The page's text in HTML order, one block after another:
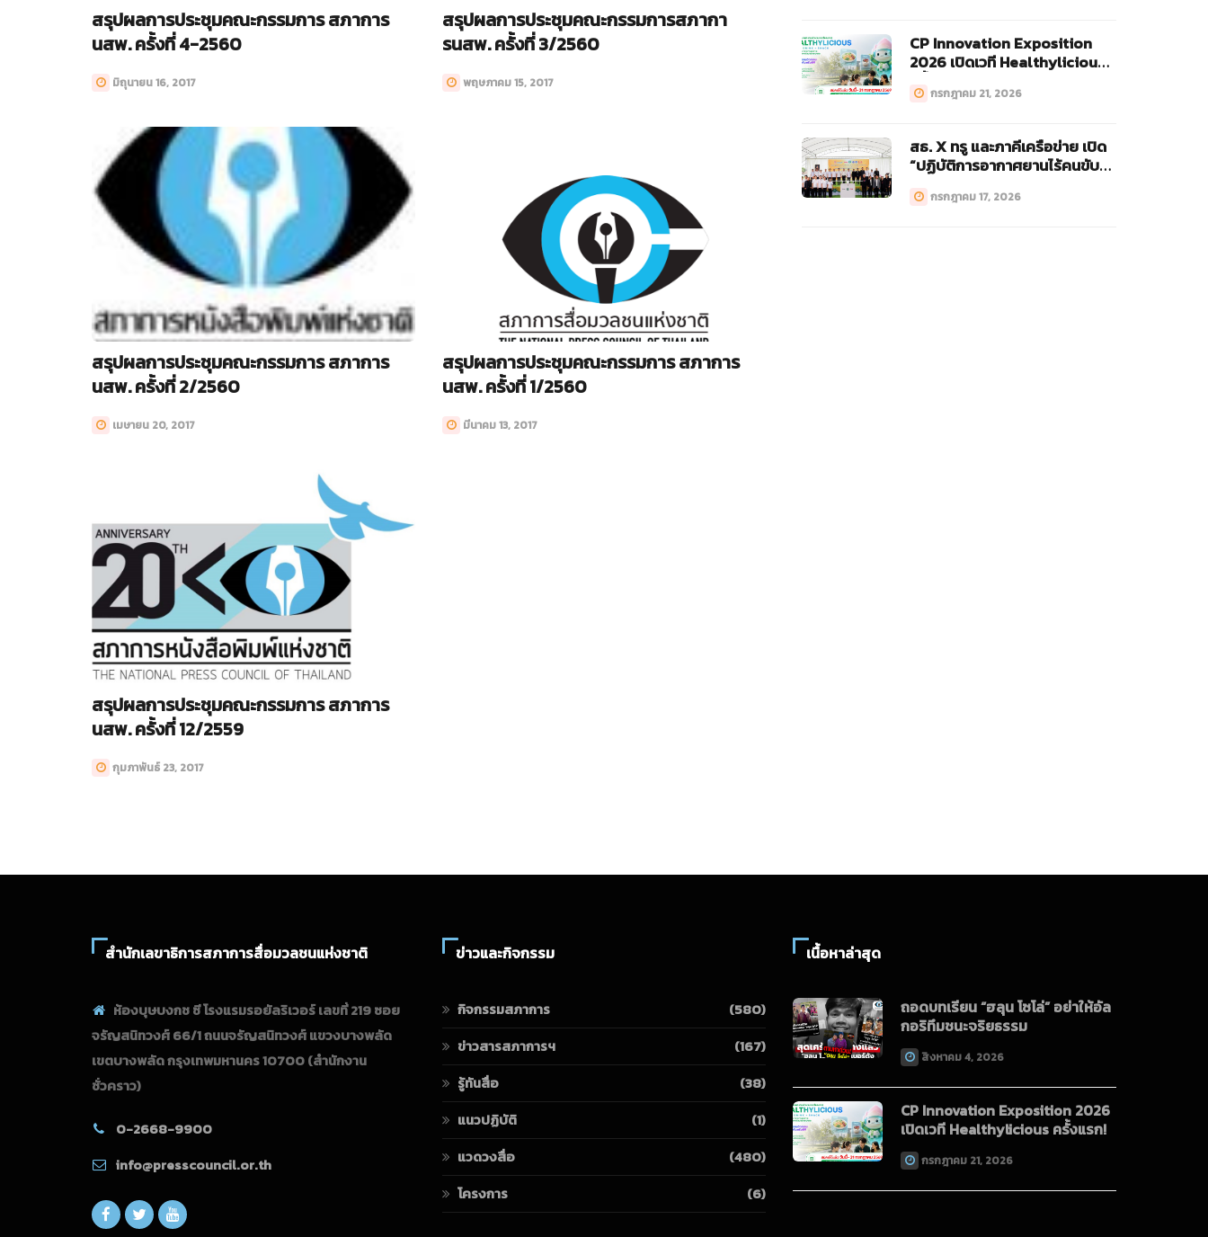
สรุปผลการประชุมคณะกรรมการ สภาการ
นสพ. ครั้งที่ 4-2560
มิถุนายน 16, 2017
สรุปผลการประชุมคณะกรรมการสภากา
รนสพ. ครั้งที่ 3/2560
พฤษภาคม 15, 2017
สรุปผลการประชุมคณะกรรมการ สภาการ
นสพ. ครั้งที่ 2/2560
เมษายน 20, 2017
สรุปผลการประชุมคณะกรรมการ สภาการ
นสพ. ครั้งที่ 1/2560
มีนาคม 13, 2017
สรุปผลการประชุมคณะกรรมการ สภาการ
นสพ. ครั้งที่ 12/2559
กุมภาพันธ์ 23, 2017
CP Innovation Exposition
2026 เปิดเวที Healthylicious
กรกฎาคม 21, 2026
สธ. X ทรู และภาคีเครือข่าย เปิด
“ปฏิบัติการอากาศยานไร้คนขับ
กรกฎาคม 17, 2026
สำนักเลขาธิการสภาการสื่อมวลชนแห่งชาติ
ห้องบุษบงกช ซี โรงแรมรอยัลริเวอร์ เลขที่ 219 ซอย
จรัญสนิทวงศ์ 66/1 ถนนจรัญสนิทวงศ์ แขวงบางพลัด
เขตบางพลัด กรุงเทพมหานคร 10700(สำนักงาน
ชั่วคราว)
0-2668-9900
info@presscouncil.or.th
ข่าวและกิจกรรม
กิจกรรมสภาการ
(580)
ข่าวสารสภาการฯ
(167)
รู้ทันสื่อ
(38)
แนวปฏิบัติ
(1)
แวดวงสื่อ
(480)
โครงการ
(6)
เนื้อหาล่าสุด
ถอดบทเรียน “ฮลุน โซโล่” อย่าให้อัล
กอริทึมชนะจริยธรรม
สิงหาคม 4, 2026
CP Innovation Exposition 2026
เปิดเวที Healthylicious ครั้งแรก!
กรกฎาคม 21, 2026